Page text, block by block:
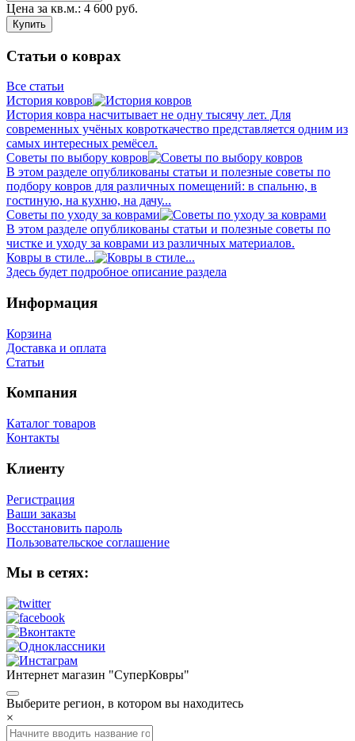
Цена за кв.м.: 4 600 руб.
Купить
Статьи о коврах
Все статьи
История ковров
История ковра насчитывает не одну тысячу лет. Для
современных учёных ковроткачество представляется одним из
самых интересных ремёсел.
Советы по выбору ковров
В этом разделе опубликованы статьи и полезные советы по
подбору ковров для различных помещений: в спальню, в
гостиную, на кухню, на дачу...
Советы по уходу за коврами
В этом разделе опубликованы статьи и полезные советы по
чистке и уходу за коврами из различных материалов.
Ковры в стиле...
Здесь будет подробное описание раздела
Информация
Корзина
Доставка и оплата
Статьи
Компания
Каталог товаров
Контакты
Клиенту
Регистрация
Ваши заказы
Восстановить пароль
Пользовательское соглашение
Мы в сетях:
Интернет магазин "СуперКовры"
Выберите регион, в котором вы находитесь
×